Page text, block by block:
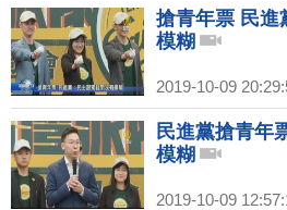
搶青年票 民進
模糊
2019-10-09
民進黨搶青年
模糊
2019-10-09